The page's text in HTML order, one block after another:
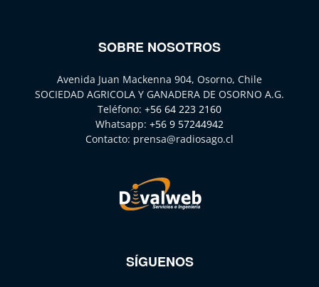
SOBRE NOSOTROS
Avenida Juan Mackenna 904, Osorno, Chile
SOCIEDAD AGRICOLA Y GANADERA DE OSORNO A.G.
Teléfono: +56 64 223 2160
Whatsapp: +56 9 57244942
Contacto: prensa@radiosago.cl
SÍGUENOS